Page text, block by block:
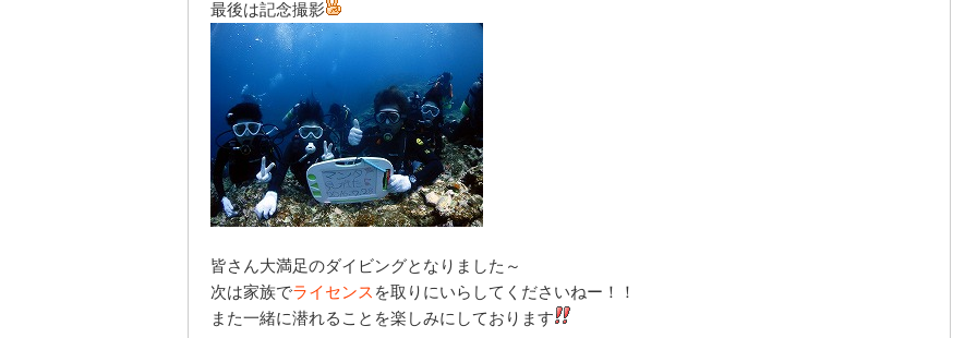
最後は記念撮影
皆さん大満足のダイビングとなりました～
次は家族でライセンス を取りにいらしてくださいねー！！
また一緒に潜れることを楽しみにしております